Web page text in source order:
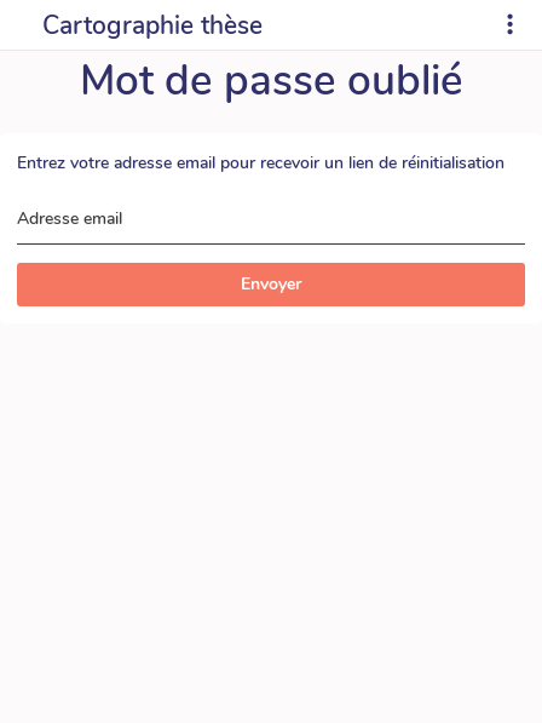
Cartographie thèse
Mot de passe oublié
Entrez votre adresse email pour recevoir un lien de réinitialisation
Adresse email
Envoyer